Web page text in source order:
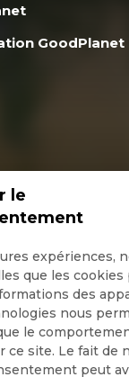
le
expériences,
que les
des
nous
le
ce site. Le fait de
peut
GoodPlanet